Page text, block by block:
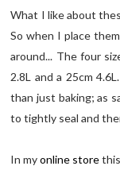
What I like about
So when I place
around... The four
2.8L and a 25cm
than just baking; as
to tightly seal and
In myonline store